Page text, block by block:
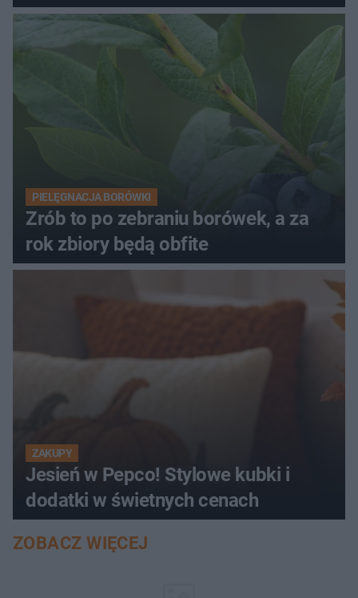
PIELĘGNACJA BORÓWKI
Zrób to po zebraniu borówek, a za
rok zbiory będą obfite
ZAKUPY
Jesień w Pepco! Stylowe kubki i
dodatki w świetnych cenach
ZOBACZ WIĘCEJ